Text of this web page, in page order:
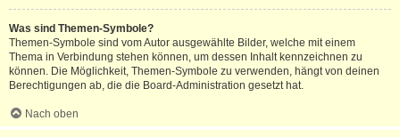
Was sind Themen-Symbole?
Themen-Symbole sind vom Autor ausgewählte Bilder, welche mit einem
Thema in Verbindung stehen können, um dessen Inhalt kennzeichnen zu
können. Die Möglichkeit, Themen-Symbole zu verwenden, hängt von deinen
Berechtigungen ab, die die Board-Administration gesetzt hat.
Nach oben